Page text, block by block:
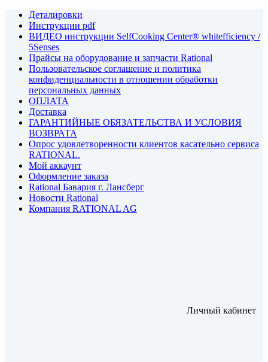
Деталировки
Инструкции pdf
ВИДЕО инструкции SelfCooking Center® whitefficiency /
5Senses
Прайсы на оборудование и запчасти Rational
Пользовательское соглашение и политика
конфиденциальности в отношении обработки
персональных данных
ОПЛАТА
Доставка
ГАРАНТИЙНЫЕ ОБЯЗАТЕЛЬСТВА И УСЛОВИЯ
ВОЗВРАТА
Опрос удовлетворенности клиентов касательно сервиса
RATIONAL.
Мой аккаунт
Оформление заказа
Rational Бавария г. Лансберг
Новости Rational
Компания RATIONAL AG
Личный кабинет